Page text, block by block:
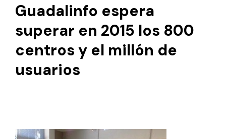
Guadalinfo espera
superar en 2015 los 800
centros y el millón de
usuarios